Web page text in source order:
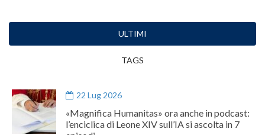
ULTIMI
TAGS
22 Lug 2026
«Magnifica Humanitas» ora anche in podcast:
l’enciclica di Leone XIV sull’IA si ascolta in 7